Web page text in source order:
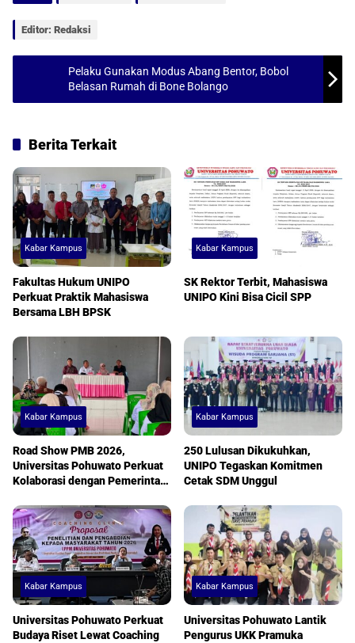
k
Editor: Redaksi
Pelaku Gunakan Modus Abang Bentor, Bobol
Belasan Rumah di Bone Bolango
Berita Terkait
Kabar Kampus
Fakultas Hukum UNIPO
Perkuat Praktik Mahasiswa
Bersama LBH BPSK
Kabar Kampus
SK Rektor Terbit, Mahasiswa
UNIPO Kini Bisa Cicil SPP
Kabar Kampus
Road Show PMB 2026,
Universitas Pohuwato Perkuat
Kolaborasi dengan Pemerintah
Kabar Kampus
250 Lulusan Dikukuhkan,
UNIPO Tegaskan Komitmen
Cetak SDM Unggul
Kabar Kampus
Universitas Pohuwato Perkuat
Budaya Riset Lewat Coaching
Kabar Kampus
Universitas Pohuwato Lantik
Pengurus UKK Pramuka